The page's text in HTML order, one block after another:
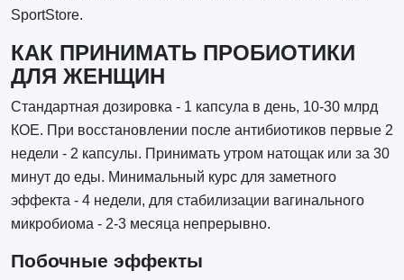
SportStore.
КАК ПРИНИМАТЬ ПРОБИОТИКИ
ДЛЯ ЖЕНЩИН
Стандартная дозировка - 1 капсула в день, 10-30 млрд
КОЕ. При восстановлении после антибиотиков первые 2
недели - 2 капсулы. Принимать утром натощак или за 30
минут до еды. Минимальный курс для заметного
эффекта - 4 недели, для стабилизации вагинального
микробиома - 2-3 месяца непрерывно.
Побочные эффекты